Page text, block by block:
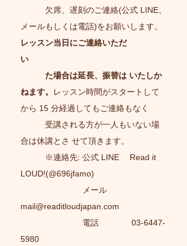
欠席、遅刻のご連絡(公式 LINE、
メールもしくは電話)をお願いします。
レッスン当日にご連絡いただ
い
た場合は延長、振替は いたしか
ねます。
レッスン時間がスタートして
から 15 分経過してもご連絡もなく
受講される方が一人もいない場
合は休講とさ せて頂きます。
※連絡先: 公式 LINE Read it
LOUD!(@696jfamo)
メール
mail@readitloudjapan.com
電話
03-6447-
5980